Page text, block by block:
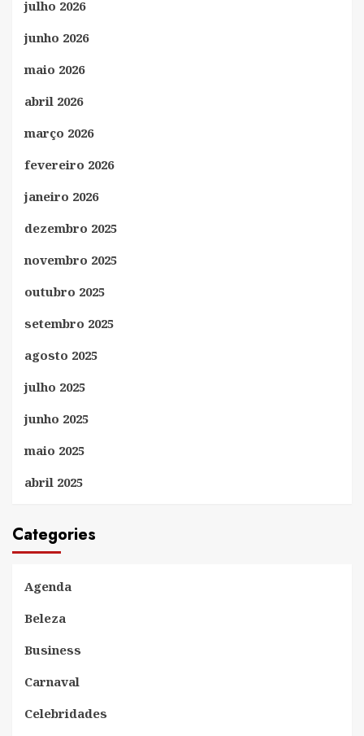
julho 2026
junho 2026
maio 2026
abril 2026
março 2026
fevereiro 2026
janeiro 2026
dezembro 2025
novembro 2025
outubro 2025
setembro 2025
agosto 2025
julho 2025
junho 2025
maio 2025
abril 2025
Categories
Agenda
Beleza
Business
Carnaval
Celebridades